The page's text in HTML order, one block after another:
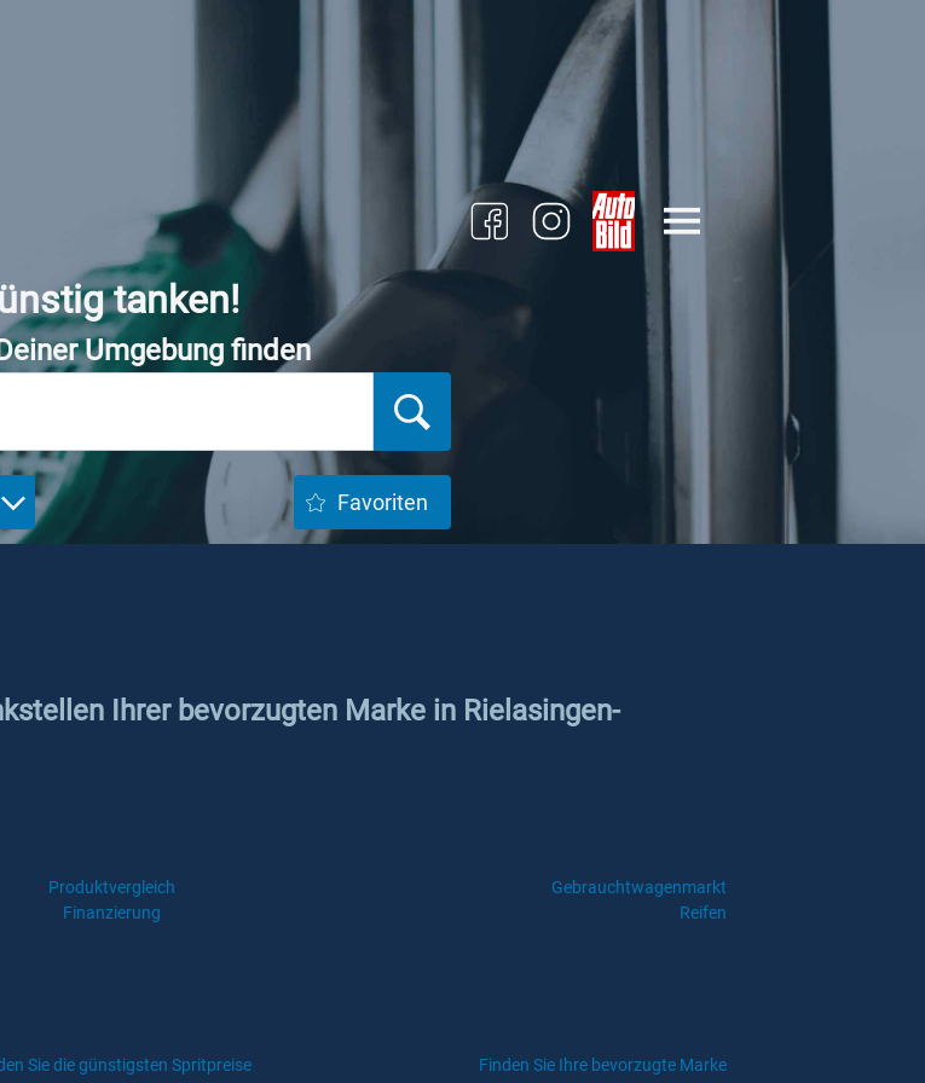
tanken!
Umgebung finden
Favoriten
Ihrer bevorzugten Marke in Rielasingen-
Produktvergleich
Gebrauchtwagenmarkt
Finanzierung
Reifen
Sie die günstigsten Spritpreise Finden Sie Ihre bevorzugte Marke